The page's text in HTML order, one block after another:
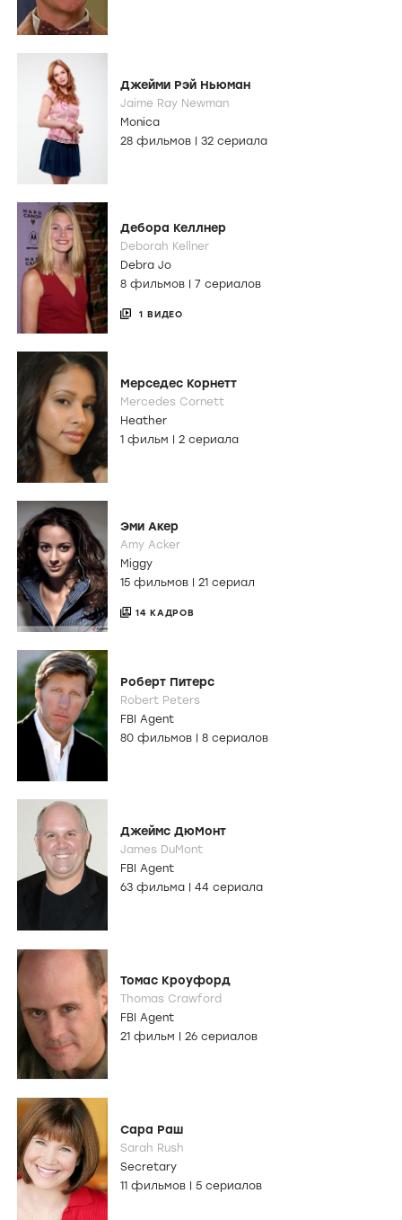
Джейми Рэй Ньюман
Jaime Ray Newman
Monica
28 фильмов
32 сериала
Дебора Келлнер
Deborah Kellner
Debra Jo
8 фильмов | 7 сериалов
1 ВИДЕО
Мерседес Корнетт
Mercedes Cornett
Heather
1 фильм
2 сериала
Эми Акер
Amy Acker
Miggy
15 фильмов | 21 сериал
14 КАДРОВ
Роберт Питерс
Robert Peters
FBI Agent
80 фильмов
8 сериалов
Джеймс ДюМонт
James DuMont
FBI Agent
63 фильма
44 сериала
Томас Кроуфорд
Thomas Crawford
FBI Agent
21 фильм
26 сериалов
Сара Раш
Sarah Rush
Secretary
11 фильмов
5 сериалов